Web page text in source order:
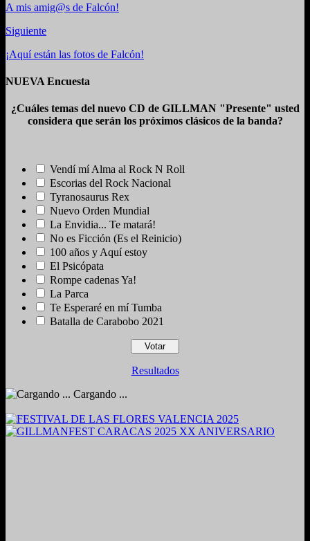
A mis amig@s de Falcón!
Siguiente
¡Aquí están las fotos de Falcón!
NUEVA Encuesta
¿Cuáles temas del nuevo CD de GILLMAN "Presente" usted
considera que serán los próximos clásicos de la banda?
Vendí mí Alma al Rock N Roll
Escorias del Rock Nacional
Tyranosaurus Rex
Nuevo Orden Mundial
La Envidia... Te matará!
No es Ficción (Es el Reinicio)
100 años y Aquí estoy
El Psicópata
Rompe cadenas Ya!
La Parca
Te Esperaré en mí Tumba
Batalla de Carabobo 2021
Resultados
Cargando ...